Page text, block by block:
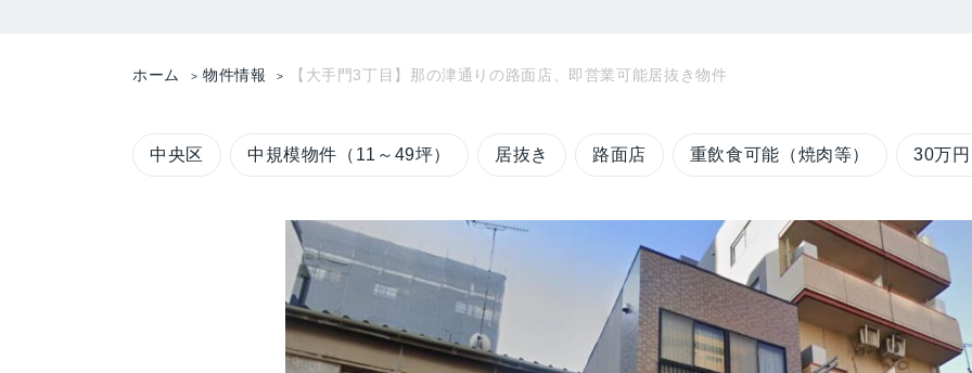
ホーム 物件情報 【大手門3丁目】那の津通りの路面店、即営業可能居抜き物件
中央区 中規模物件（11～49坪） 居抜き 路面店 重飲食可能（焼肉等） 30万